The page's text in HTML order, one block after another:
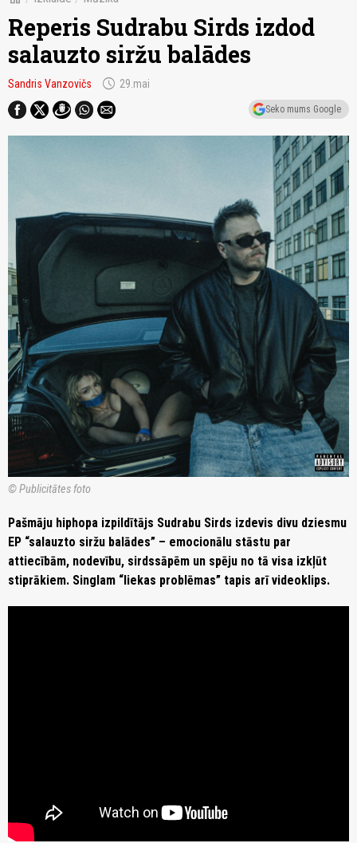
Reperis Sudrabu Sirds izdod
salauzto siržu balādes
Sandris Vanzovičs schedule 29.mai
Seko mums Google
© Publicitātes foto
Pašmāju hiphopa izpildītājs Sudrabu Sirds izdevis divu dziesmu
EP “salauzto siržu balādes” – emocionālu stāstu par
attiecībām, nodevību, sirdssāpēm un spēju no tā visa izkļūt
stiprākiem. Singlam “liekas problēmas” tapis arī videoklips.